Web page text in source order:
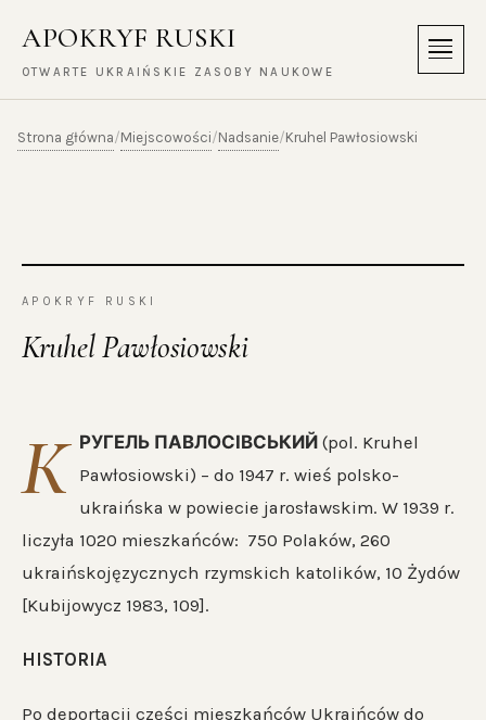
APOKRYF RUSKI
OTWARTE UKRAIŃSKIE ZASOBY NAUKOWE
Menu
Strona główna/Miejscowości/Nadsanie/Kruhel Pawłosiowski
APOKRYF RUSKI
Kruhel Pawłosiowski
К РУГЕЛЬ ПАВЛОСІВСЬКИЙ(pol. Kruhel
Pawłosiowski) – do 1947 r. wieś polsko-
ukraińska w powiecie jarosławskim. W 1939 r.
liczyła 1020 mieszkańców: 750 Polaków, 260
ukraińskojęzycznych rzymskich katolików, 10 Żydów
[Kubijowycz 1983, 109].
HISTORIA
Po deportacji części mieszkańców Ukraińców do